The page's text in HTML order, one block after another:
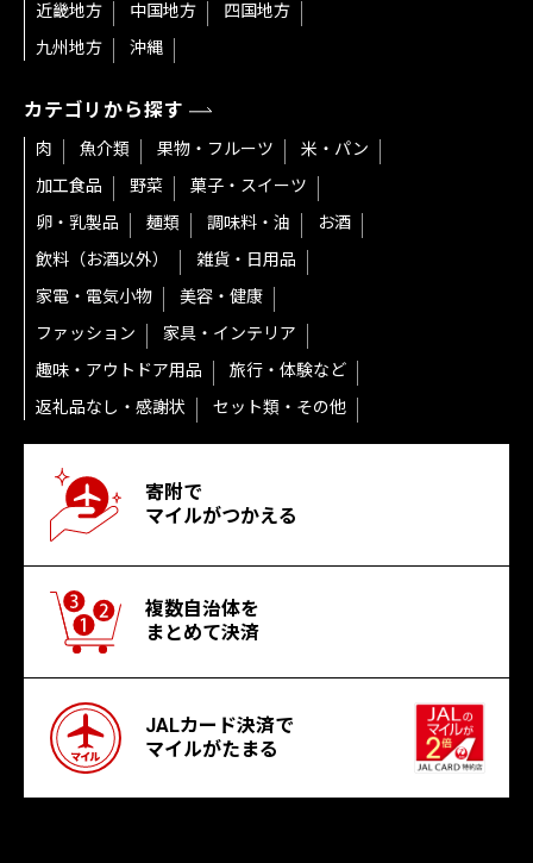
近畿地方
中国地方
四国地方
九州地方
沖縄
カテゴリから探す
肉 魚介類 果物・フルーツ
米・パン
加工食品
野菜
菓子・スイーツ
卵・乳製品
麺類 調味料・油
お酒
飲料（お酒以外）
雑貨・日用品
家電・電気小物
美容・健康
ファッション
家具・インテリア
趣味・アウトドア用品
旅行・体験など
返礼品なし・感謝状
セット類・その他
寄附で
マイルがつかえる
複数自治体を
まとめて決済
JALカード決済で
マイルがたまる